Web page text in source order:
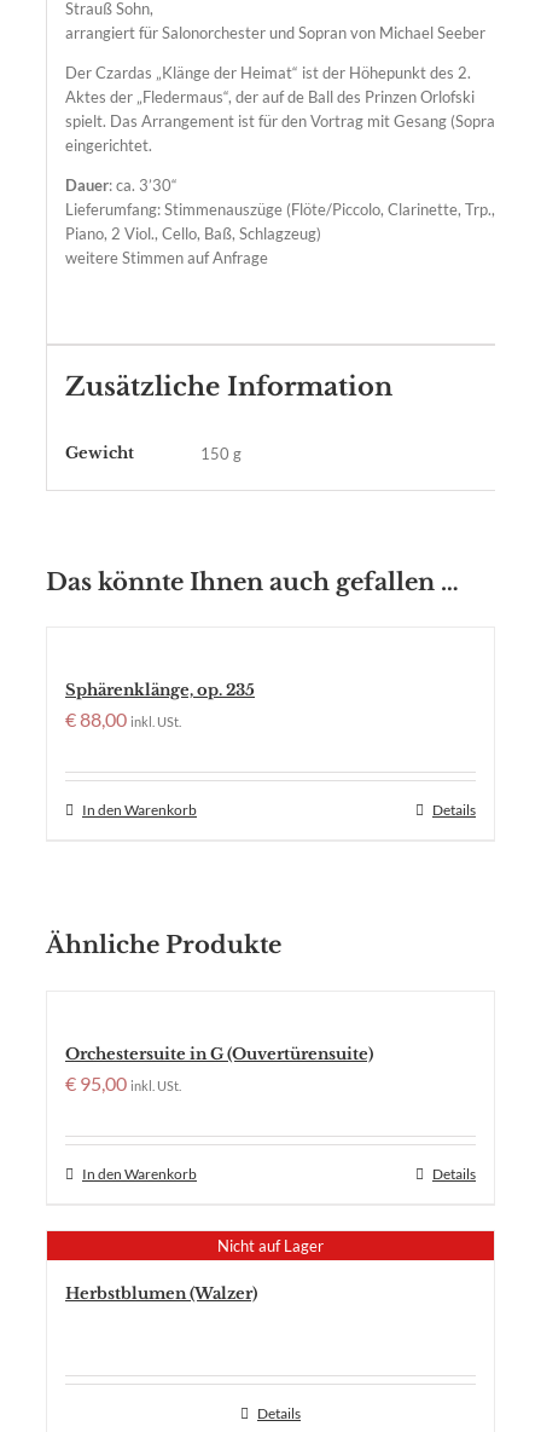
Strauß Sohn,
arrangiert für Salonorchester und Sopran von Michael Seeber
Der Czardas „Klänge der Heimat“ ist der Höhepunkt des 2.
Aktes der „Fledermaus“, der auf de Ball des Prinzen Orlofski
spielt. Das Arrangement ist für den Vortrag mit Gesang (Sopran)
eingerichtet.
Dauer: ca. 3’30“
Lieferumfang: Stimmenauszüge (Flöte/Piccolo, Clarinette, Trp.,
Piano, 2 Viol., Cello, Baß, Schlagzeug)
weitere Stimmen auf Anfrage
Zusätzliche Information
Gewicht 150 g
Das könnte Ihnen auch gefallen …
Sphärenklänge, op. 235
€88,00 inkl. USt.
In den Warenkorb Details
Ähnliche Produkte
Orchestersuite in G (Ouvertürensuite)
€ 95,00 inkl. USt.
In den Warenkorb Details
Nicht auf Lager
Herbstblumen (Walzer)
Details